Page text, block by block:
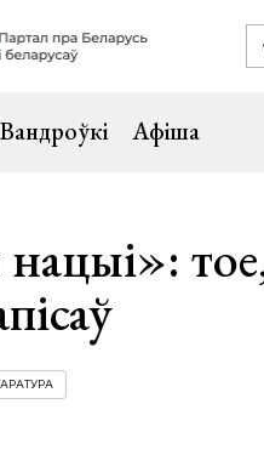
Вандроўкі Афіша